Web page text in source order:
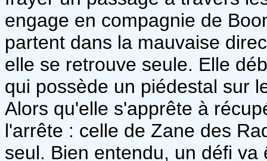
engage en compagnie de
partent dans la mauvaise
elle se retrouve seule. Elle
qui possède un piédestal sur
Alors qu'elle s'apprête à
l'arrête : celle de Zane des
seul. Bien entendu, un défi